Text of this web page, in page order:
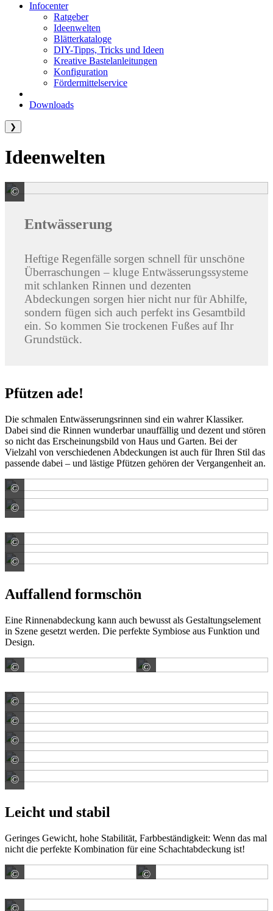
Infocenter
Ratgeber
Ideenwelten
Blätterkataloge
DIY-Tipps, Tricks und Ideen
Kreative Bastelanleitungen
Konfiguration
Fördermittelservice
Downloads
❯
Ideenwelten
© ACO GmbH
Entwässerung
Heftige Regenfälle sorgen schnell für unschöne
Überraschungen – kluge Entwässerungssysteme
mit schlanken Rinnen und dezenten
Abdeckungen sorgen hier nicht nur für Abhilfe,
sondern fügen sich auch perfekt ins Gesamtbild
ein. So kommen Sie trockenen Fußes auf Ihr
Grundstück.
Pfützen ade!
Die schmalen Entwässerungsrinnen sind ein wahrer Klassiker.
Dabei sind die Rinnen wunderbar unauffällig und dezent und stören
so nicht das Erscheinungsbild von Haus und Garten. Bei der
Vielzahl von verschiedenen Abdeckungen ist auch für Ihren Stil das
passende dabei – und lästige Pfützen gehören der Vergangenheit an.
© ACO GmbH
© ACO GmbH
© ACO GmbH
© ACO GmbH
Auffallend formschön
Eine Rinnenabdeckung kann auch bewusst als Gestaltungselement
in Szene gesetzt werden. Die perfekte Symbiose aus Funktion und
Design.
© ©
© ANRIN GmbH
© ANRIN GmbH
© ANRIN GmbH
© ANRIN GmbH
© ANRIN GmbH
Leicht und stabil
Geringes Gewicht, hohe Stabilität, Farbbeständigkeit: Wenn das mal
nicht die perfekte Kombination für eine Schachtabdeckung ist!
© ©
© ACO GmbH